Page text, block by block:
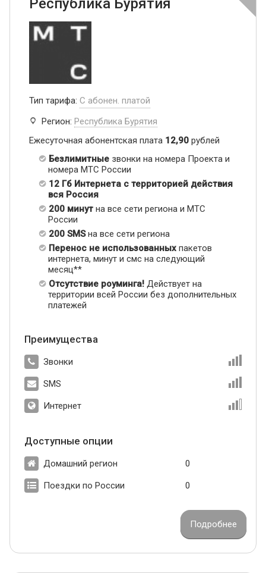
Республика Бурятия
Тип тарифа: С абонен. платой
Регион: Республика Бурятия
Ежесуточная абонентская плата 12,90 рублей
Безлимитные звонки на номера Проекта и
номера МТС России
12 Гб Интернета с территорией действия
вся Россия
200 минут на все сети региона и МТС
России
200 SMSна все сети региона
Перенос не использованных пакетов
интернета, минут и смс на следующий
месяц**
Отсутствие роуминга! Действует на
территории всей России без дополнительных
платежей
Преимущества
Звонки
SMS
Интернет
Доступные опции
Домашний регион 0
Поездки по России 0
Подробнее